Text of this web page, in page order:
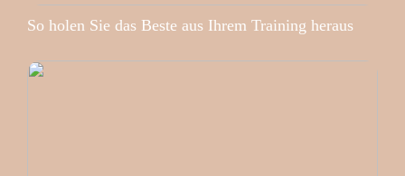
So holen Sie das Beste aus Ihrem Training heraus